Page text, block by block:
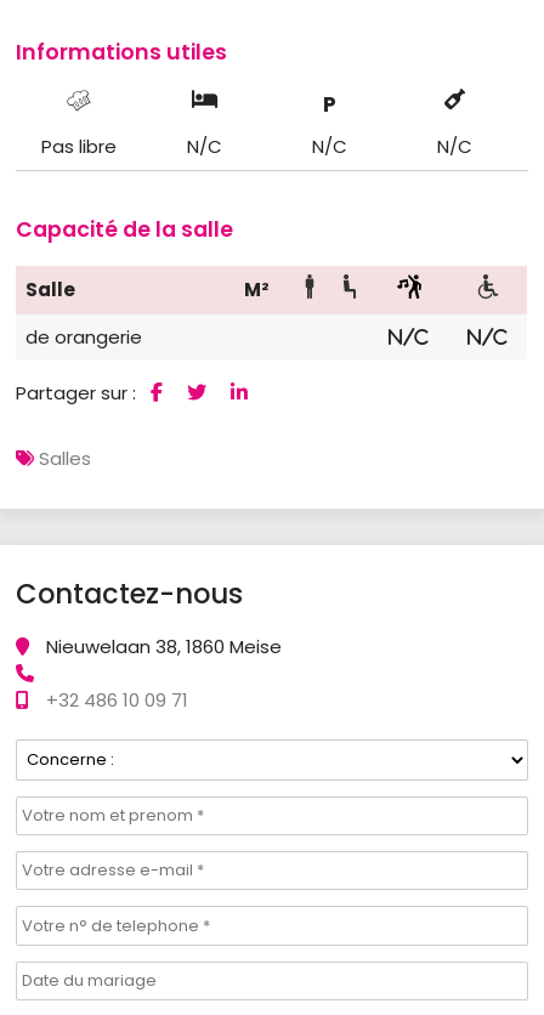
Informations utiles
Pas libre N/C
P
N/C N/C
Capacité de la salle
Salle
M²
de orangerie
N/C N/C
Partager sur :
Salles
Contactez-nous
Nieuwelaan 38, 1860 Meise
+32 486 10 09 71